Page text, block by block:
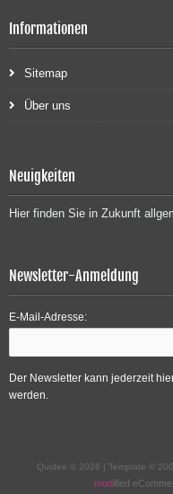
Informationen
Sitemap
Über uns
Neuigkeiten
Hier finden Sie in Zukunft
Newsletter-Anmeldung
E-Mail-Adresse:
Der Newsletter kann jederzeit
werden.
Quidee © 2026 | Template ©
modified